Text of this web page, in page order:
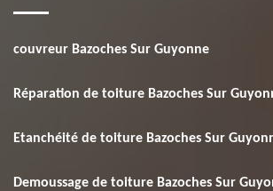
couvreur Bazoches Sur Guyonne
Réparation de toiture Bazoches Sur
Etanchéité de toiture Bazoches Sur
Demoussage de toiture Bazoches Sur